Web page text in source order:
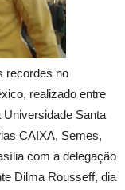
recordes no
realizado entre
Santa
CAIXA, Semes,
com a delegação
Dilma Rousseff, dia